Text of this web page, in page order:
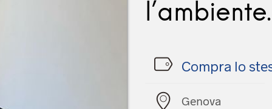
l’ambiente.
Compra lo
Genova